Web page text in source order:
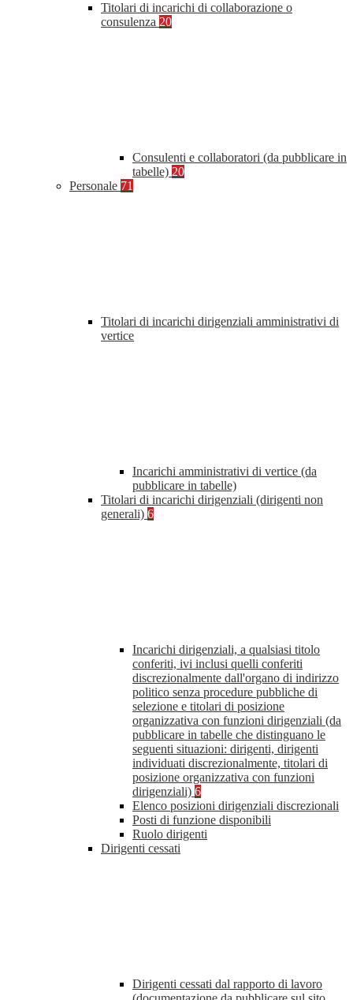
Titolari di incarichi di collaborazione o
consulenza 20
Consulenti e collaboratori (da pubblicare in
tabelle) 20
Personale 71
Titolari di incarichi dirigenziali amministrativi di
vertice
Incarichi amministrativi di vertice (da
pubblicare in tabelle)
Titolari di incarichi dirigenziali (dirigenti non
generali) 6
Incarichi dirigenziali, a qualsiasi titolo
conferiti, ivi inclusi quelli conferiti
discrezionalmente dall'organo di indirizzo
politico senza procedure pubbliche di
selezione e titolari di posizione
organizzativa con funzioni dirigenziali (da
pubblicare in tabelle che distinguano le
seguenti situazioni: dirigenti, dirigenti
individuati discrezionalmente, titolari di
posizione organizzativa con funzioni
dirigenziali) 6
Elenco posizioni dirigenziali discrezionali
Posti di funzione disponibili
Ruolo dirigenti
Dirigenti cessati
Dirigenti cessati dal rapporto di lavoro